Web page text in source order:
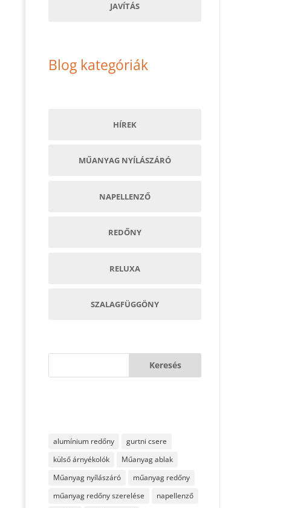
JAVÍTÁS
Blog kategóriák
HÍREK
MŰANYAG NYÍLÁSZÁRÓ
NAPELLENZŐ
REDŐNY
RELUXA
SZALAGFÜGGÖNY
alumínium redőny
gurtni csere
külső árnyékolók
Műanyag ablak
Műanyag nyílászáró
műanyag redőny
műanyag redőny szerelése
napellenző